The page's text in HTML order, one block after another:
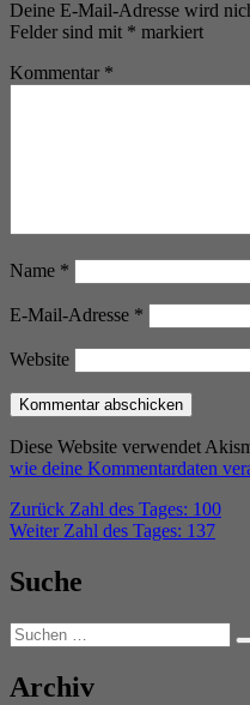
Deine E-Mail-Adresse wird
Felder sind mit * markiert
Kommentar *
Name *
E-Mail-Adresse *
Website
Diese Website verwendet
wie deine Kommentardaten
Beitragsnavigation
Zurück Vorheriger
Beitrag:
Zahl des Tages: 100
Weiter Nächster
Zahl des Tages: 137
Suche
Suchen
nach:
Archiv